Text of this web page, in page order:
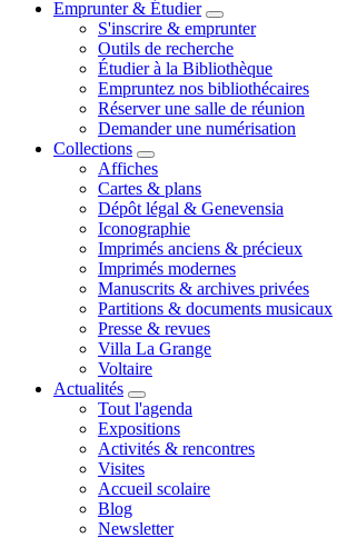
Emprunter & Étudier
S'inscrire & emprunter
Outils de recherche
Étudier à la Bibliothèque
Empruntez nos bibliothécaires
Réserver une salle de réunion
Demander une numérisation
Collections
Affiches
Cartes & plans
Dépôt légal & Genevensia
Iconographie
Imprimés anciens & précieux
Imprimés modernes
Manuscrits & archives privées
Partitions & documents musicaux
Presse & revues
Villa La Grange
Voltaire
Actualités
Tout l'agenda
Expositions
Activités & rencontres
Visites
Accueil scolaire
Blog
Newsletter